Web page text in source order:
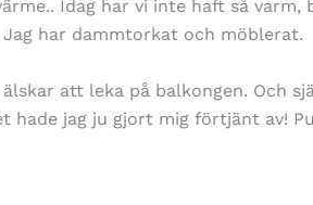
Idag har vi inte haft så varm,
har dammtorkat och möblerat.
att leka på balkongen. Och
hade jag ju gjort mig förtjänt av!